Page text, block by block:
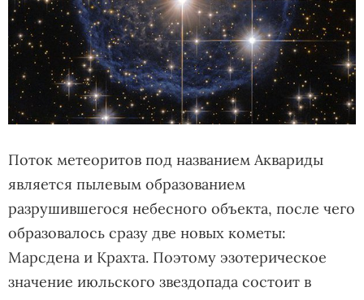
Поток метеоритов под названием Аквариды
является пылевым образованием
разрушившегося небесного объекта, после чего
образовалось сразу две новых кометы:
Марсдена и Крахта. Поэтому эзотерическое
значение июльского звездопада состоит в